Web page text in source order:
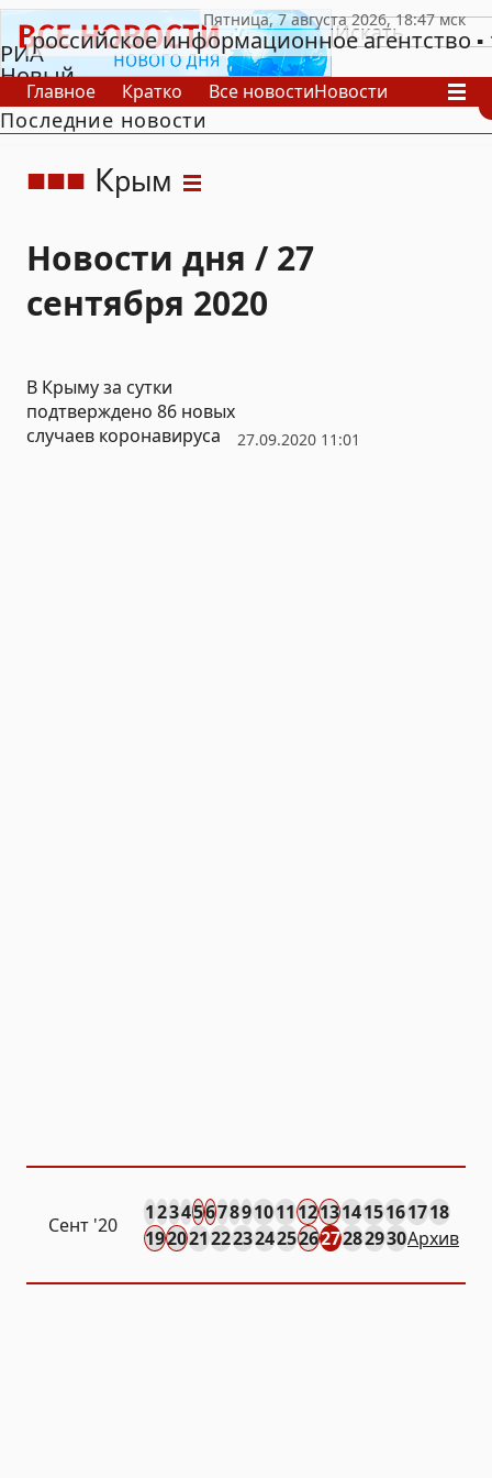
РИА
Новый
День
российское информационное агентство
Главное Кратко Все новостиНовости
В России
В мире
Последние новости
Крым
Новости дня / 27
сентября 2020
27.09.2020 11:01
В Крыму за сутки
подтверждено 86 новых
случаев коронавируса
Сент '20
123456789101112131415161718
192021222324252627282930Архив